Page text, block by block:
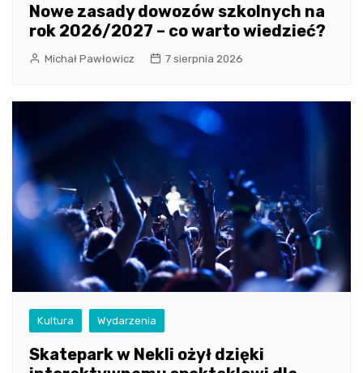
Nowe zasady dowozów szkolnych na
rok 2026/2027 – co warto wiedzieć?
Michał Pawłowicz 7 sierpnia 2026
Kultura Wydarzenia
Skatepark w Nekli ożył dzięki